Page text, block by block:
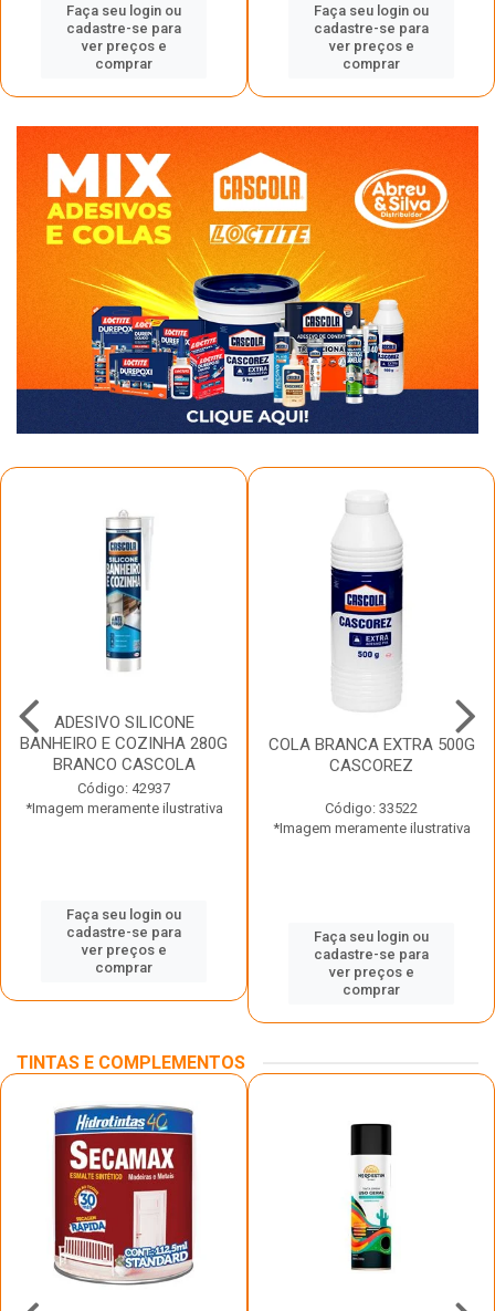
Faça seu login ou
cadastre-se para
ver preços e
comprar
Faça seu login ou
cadastre-se para
ver preços e
comprar
ADESIVO SILICONE
BANHEIRO E COZINHA 280G
BRANCO CASCOLA
Código: 42937
*Imagem meramente ilustrativa
Faça seu login ou
cadastre-se para
ver preços e
comprar
COLA BRANCA EXTRA 500G
CASCOREZ
Código: 33522
*Imagem meramente ilustrativa
Faça seu login ou
cadastre-se para
ver preços e
comprar
TINTAS E COMPLEMENTOS